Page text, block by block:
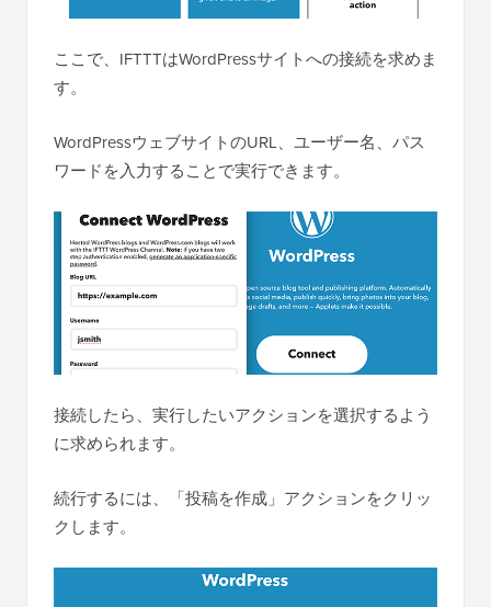
ここで、IFTTTはWordPressサイトへの接続を求めま
す。
WordPressウェブサイトのURL、ユーザー名、パス
ワードを入力することで実行できます。
接続したら、実行したいアクションを選択するよう
に求められます。
続行するには、「投稿を作成」アクションをクリッ
クします。